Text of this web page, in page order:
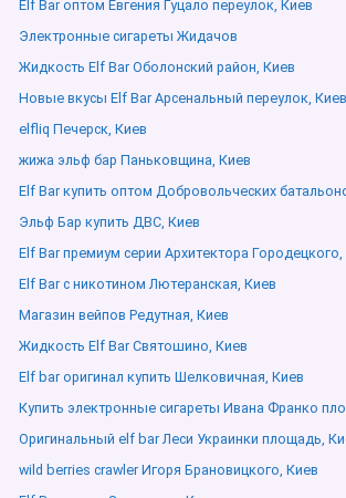
Elf Bar оптом Евгения Гуцало переулок, Киев
Электронные сигареты Жидачов
Жидкость Elf Bar Оболонский район, Киев
Новые вкусы Elf Bar Арсенальный переулок, Киев
elfliq Печерск, Киев
жижа эльф бар Паньковщина, Киев
Elf Bar купить оптом Добровольческих
Эльф Бар купить ДВС, Киев
Elf Bar премиум серии Архитектора Городецкого,
Elf Bar с никотином Лютеранская, Киев
Магазин вейпов Редутная, Киев
Жидкость Elf Bar Святошино, Киев
Elf bar оригинал купить Шелковичная, Киев
Купить электронные сигареты Ивана Франко
Оригинальный elf bar Леси Украинки площадь,
wild berries crawler Игоря Брановицкого, Киев